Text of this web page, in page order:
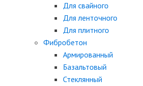
Для свайного
Для ленточного
Для плитного
Фибробетон
Армированный
Базальтовый
Стеклянный